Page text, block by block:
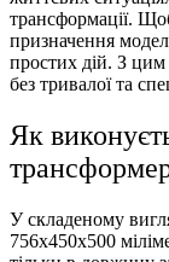
трансформації.
призначення
простих дій. З цим
без тривалої та
Як
У складеному
756х450х500